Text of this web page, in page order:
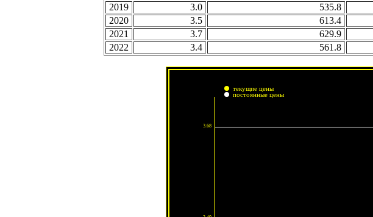
2019
3.0 535.8
2020
3.5 613.4
2021
3.7 629.9
2022
3.4 561.8